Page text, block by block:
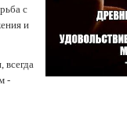
с
и
-